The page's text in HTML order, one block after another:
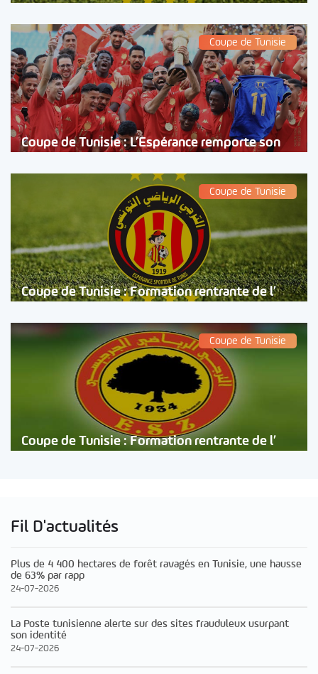
Coupe de Tunisie
Coupe de Tunisie : L’Espérance remporte son
Coupe de Tunisie
Coupe de Tunisie : Formation rentrante de l’
Coupe de Tunisie
Coupe de Tunisie : Formation rentrante de l’
Fil D'actualités
Plus de 4 400 hectares de forêt ravagés en Tunisie, une hausse
de 63% par rapp
24-07-2026
La Poste tunisienne alerte sur des sites frauduleux usurpant
son identité
24-07-2026